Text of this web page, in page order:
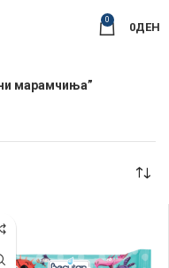
0
0ДЕН
марамчиња”